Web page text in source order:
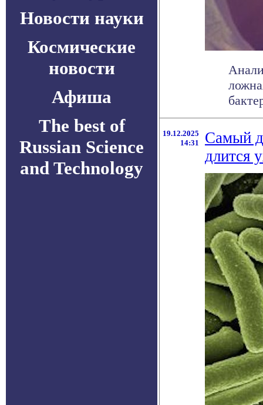
Новости науки
Космические
новости
Афиша
The best of
Russian Science
and Technology
19.12.2025
14:31
Самый
длится